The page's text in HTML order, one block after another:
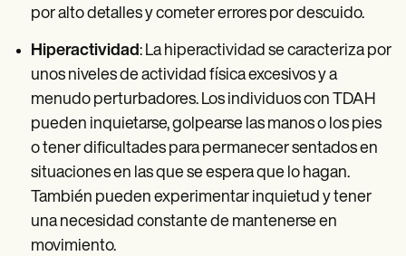
por alto detalles y cometer errores por descuido.
Hiperactividad: La hiperactividad se caracteriza por
unos niveles de actividad física excesivos y a
menudo perturbadores. Los individuos con TDAH
pueden inquietarse, golpearse las manos o los pies
o tener dificultades para permanecer sentados en
situaciones en las que se espera que lo hagan.
También pueden experimentar inquietud y tener
una necesidad constante de mantenerse en
movimiento.